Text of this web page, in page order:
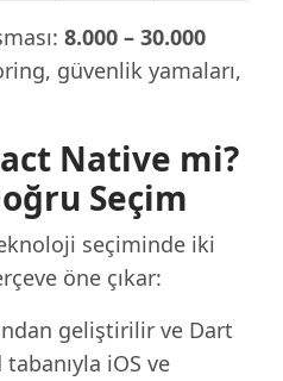
8.000 – 30.000
güvenlik yamaları,
Native mi?
Seçim
seçiminde iki
öne çıkar:
geliştirilir ve Dart
iOS ve